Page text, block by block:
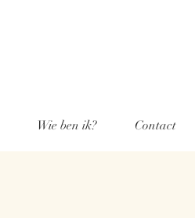
Wie ben ik? Contact